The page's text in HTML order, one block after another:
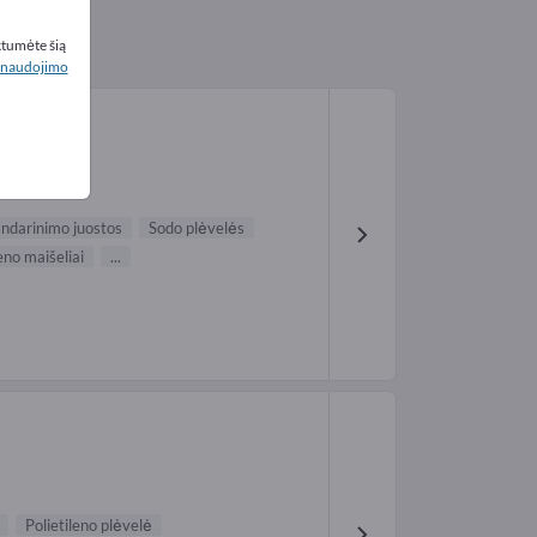
juostos
Sodo plėvelės
maišeliai ...
Polietileno plėvelė
šią
naudojimo